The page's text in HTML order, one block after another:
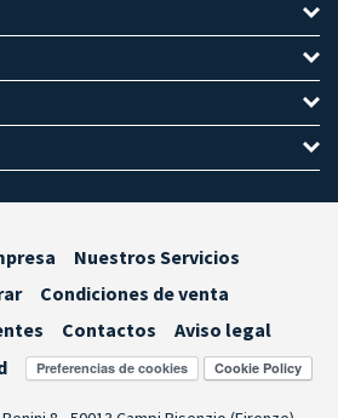
Nuestros Servicios
Condiciones de venta
Contactos
Aviso legal
Preferencias de cookies